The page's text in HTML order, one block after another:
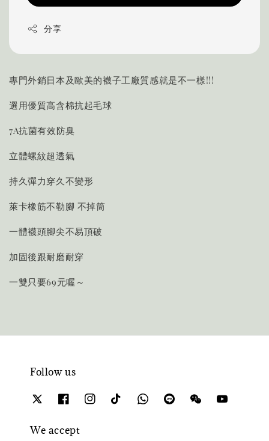
分享
專門外銷日本及歐美的襪子工廠質感就是不一樣!!!
選用優質高含棉抗起毛球
7A抗菌有效防臭
立體螺紋超透氣
持久彈力穿久不變形
萊卡橡筋不勒腳 不掉筒
一體襪頭腳尖不易頂破
加固後跟耐磨耐穿
一雙只要69元喔～
Follow us
We accept